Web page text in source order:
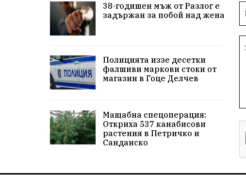
38-годишен мъж от Разлог е
задържан за побой над жена
Полицията иззе десетки
фалшиви маркови стоки от
магазин в Гоце Делчев
Мащабна спецоперация:
Откриха 537 канабисови
растения в Петричко и
Санданско